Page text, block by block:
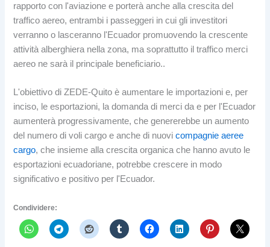
rapporto con l'aviazione e porterà anche alla crescita del
traffico aereo, entrambi i passeggeri in cui gli investitori
verranno o lasceranno l'Ecuador promuovendo la crescente
attività alberghiera nella zona, ma soprattutto il traffico merci
aereo ne sarà il principale beneficiario..
L'obiettivo di ZEDE-Quito è aumentare le importazioni e, per
inciso, le esportazioni, la domanda di merci da e per l'Ecuador
aumenterà progressivamente, che genererebbe un aumento
del numero di voli cargo e anche di nuovicompagnie aeree
cargo, che insieme alla crescita organica che hanno avuto le
esportazioni ecuadoriane, potrebbe crescere in modo
significativo e positivo per l'Ecuador.
Condividere: